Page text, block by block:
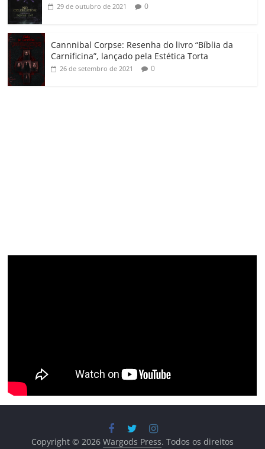
29 de outubro de 2021 0
Cannnibal Corpse: Resenha do livro “Bíblia da
Carnificina”, lançado pela Estética Torta
26 de setembro de 2021 0
Copyright © 2026 Wargods Press. Todos os direitos